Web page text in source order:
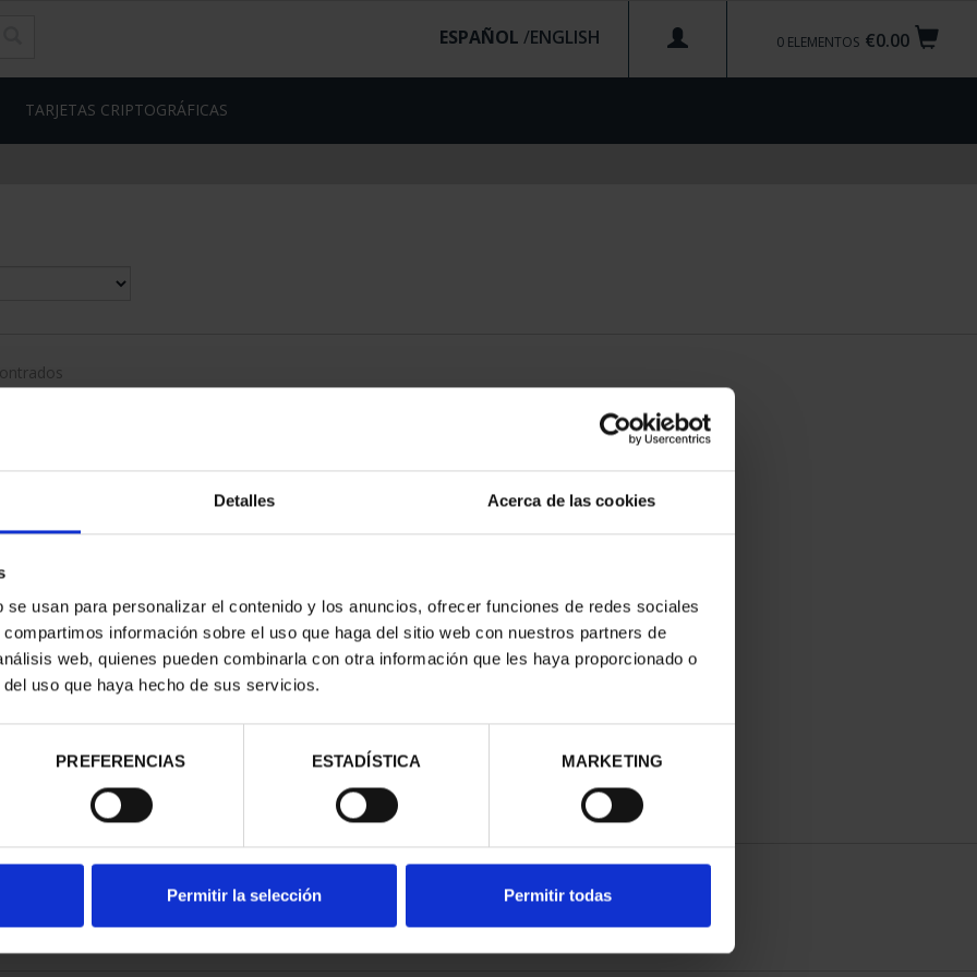
Detalles Acerca de las cookies
usan para personalizar el contenido y los anuncios, ofrecer funciones de redes sociales
información sobre el uso que haga del sitio web con nuestros partners de
web, quienes pueden combinarla con otra información que les haya proporcionado o
uso que haya hecho de sus servicios.
PREFERENCIAS ESTADÍSTICA MARKETING
Permitir la selección Permitir todas
€0.00
0 ELEMENTOS
ESPAÑOL /
TARJETAS CRIPTOGRÁFICAS
PROVINCIA